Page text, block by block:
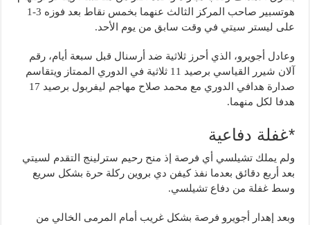
هوتسبير صاحب المركز الثالث عنهما بخمس نقاط بعد فوزه 3-1
على ليستر سيتي في وقت سابق من يوم الأحد.
وعادل أجويرو، الذي أحرز ثلاثية ضد أرسنال قبل سبعة أيام، رقم
آلان شيرر القياسي برصيد 11 ثلاثية في الدوري الممتاز ويتقاسم
صدارة هدافي الدوري مع محمد صلاح مهاجم ليفربول برصيد 17
هدفا لكل منهما.
*غفلة دفاعية
ولم يملك تشيلسي أي فرصة إذ منح رحيم سترلينج التقدم لسيتي
بعد أربع دقائق بعدما نفذ كيفن دي بروين ركلة حرة بشكل سريع
وسط غفلة من دفاع تشيلسي.
وبعد إهدار أجويرو فرصة بشكل غريب أمام المرمى الخالي من